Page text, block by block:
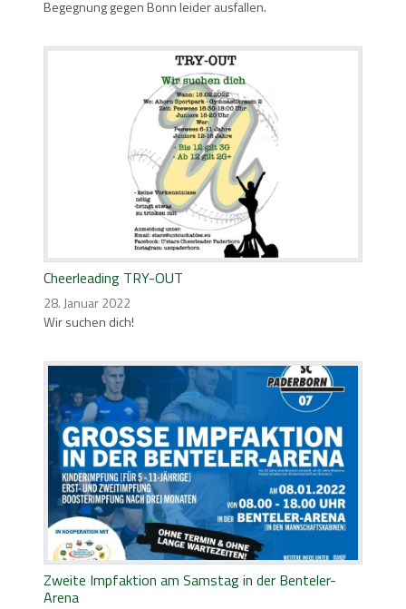
Begegnung gegen Bonn leider ausfallen.
Cheerleading TRY-OUT
28. Januar 2022
Wir suchen dich!
Zweite Impfaktion am Samstag in der Benteler-
Arena